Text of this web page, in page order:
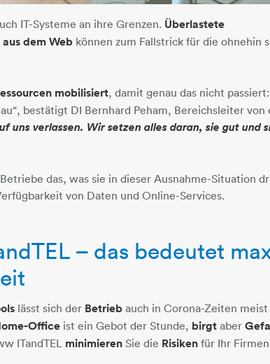
IT-Systeme an ihre Grenzen. Überlastete
dem Webkönnen zum Fallstrick für die ohnehin
mobilisiert, damit genau das nicht passiert:
bestätigt DI Bernhard Peham, Bereichsleiter von
uns verlassen. Wir setzen alles daran, sie gut und
das, was sie in dieser Ausnahme-Situation
von Daten und Online-Services.
– das bedeutet
lässt sich der Betrieb auch in Corona-Zeiten meist
Officeist ein Gebot der Stunde, birgt aber
ITandTEL minimierenSie die Risikenfür Ihr